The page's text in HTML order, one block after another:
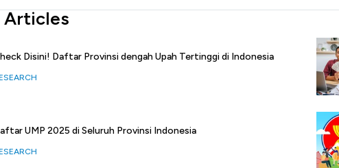
Articles
Disini! Daftar Provinsi dengah Upah Tertinggi di Indonesia
UMP 2025 di Seluruh Provinsi Indonesia